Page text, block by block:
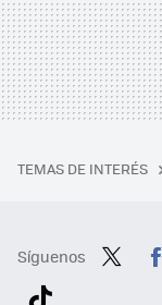
TEMAS DE INTERÉS
Síguenos